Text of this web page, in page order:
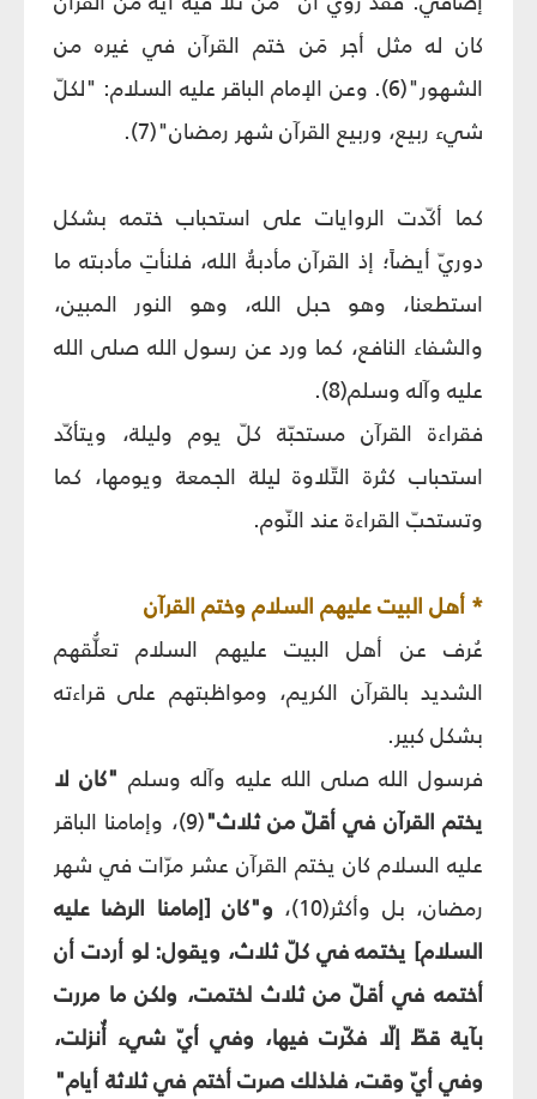
كان له مثل أجر مَن ختم القرآن في غيره من
الشهور"(6). وعن الإمام الباقر عليه السلام: "لكلّ
شيء ربيع، وربيع القرآن شهر رمضان"(7).
كما أكّدت الروايات على استحباب ختمه بشكل
دوريّ أيضاً؛ إذ القرآن مأدبةُ الله، فلنأتِ مأدبته ما
استطعنا، وهو حبل الله، وهو النور المبين،
والشفاء النافع، كما ورد عن رسول الله صلى الله
عليه وآله وسلم(8).
فقراءة القرآن مستحبّة كلّ يوم وليلة، ويتأكّد
استحباب كثرة التّلاوة ليلة الجمعة ويومها، كما
وتستحبّ القراءة عند النّوم.
* أهل البيت عليهم السلام وختم القرآن
عُرف عن أهل البيت عليهم السلام تعلُّقهم
الشديد بالقرآن الكريم، ومواظبتهم على قراءته
بشكل كبير.
فرسول الله صلى الله عليه وآله وسلم "كان لا
يختم القرآن في أقلّ من ثلاث"
(9)، وإمامنا الباقر
عليه السلام كان يختم القرآن عشر مرّات في شهر
رمضان، بل وأكثر(10)،
و"كان [إمامنا الرضا عليه
السلام] يختمه في كلّ ثلاث، ويقول: لو أردت أن
أختمه في أقلّ من ثلاث لختمت، ولكن ما مررت
بآية قطّ إلّا فكّرت فيها، وفي أيّ شيء أُنزلت،
وفي أيّ وقت، فلذلك صرت أختم في ثلاثة أيام"